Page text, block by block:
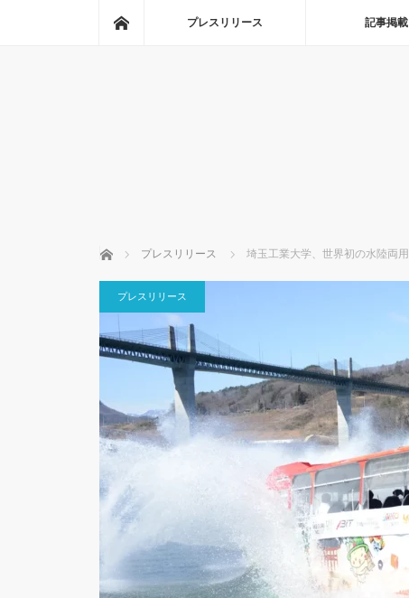
プレスリリース 記事掲載
ホーム プレスリリース 埼玉工業大学、世界初の水陸両
プレスリリース